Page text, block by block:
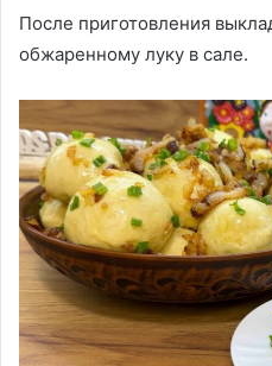
После приготовления
обжаренному луку в сале.